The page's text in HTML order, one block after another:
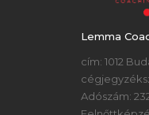
Lemma
cím: 1012
Adószám: